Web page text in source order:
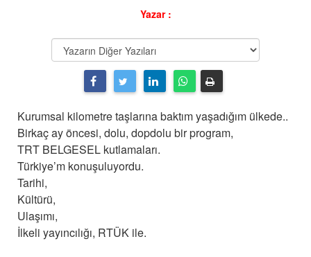
Yazar :
Kurumsal kilometre taşlarına baktım yaşadığım ülkede..
Birkaç ay öncesi, dolu, dopdolu bir program,
TRT BELGESEL kutlamaları.
Türkiye’m konuşuluyordu.
Tarihi,
Kültürü,
Ulaşımı,
İlkeli yayıncılığı, RTÜK ile.